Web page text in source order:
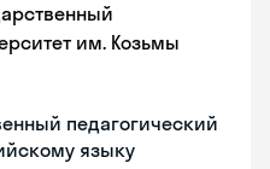
им. Козьмы
педагогический
языку